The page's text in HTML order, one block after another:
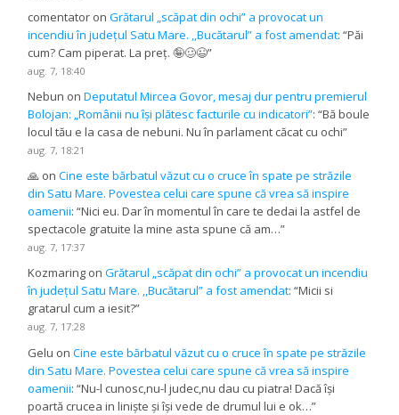
comentator onGrătarul „scăpat din ochi” a provocat un
incendiu în județul Satu Mare. ,,Bucătarul” a fost amendat: “Păi
cum? Cam piperat. La preț. 🤪🥴😉”
aug. 7, 18:40
Nebun onDeputatul Mircea Govor, mesaj dur pentru premierul
Bolojan: „Românii nu își plătesc facturile cu indicatori”: “Bă boule
locul tău e la casa de nebuni. Nu în parlament căcat cu ochi”
aug. 7, 18:21
🙏 onCine este bărbatul văzut cu o cruce în spate pe străzile
din Satu Mare. Povestea celui care spune că vrea să inspire
oamenii: “Nici eu. Dar în momentul în care te dedai la astfel de
spectacole gratuite la mine asta spune că am…”
aug. 7, 17:37
Kozmaring onGrătarul „scăpat din ochi” a provocat un incendiu
în județul Satu Mare. ,,Bucătarul” a fost amendat: “Micii si
gratarul cum a iesit?”
aug. 7, 17:28
Gelu onCine este bărbatul văzut cu o cruce în spate pe străzile
din Satu Mare. Povestea celui care spune că vrea să inspire
oamenii: “Nu-l cunosc,nu-l judec,nu dau cu piatra! Dacă își
poartă crucea in liniște și își vede de drumul lui e ok…”